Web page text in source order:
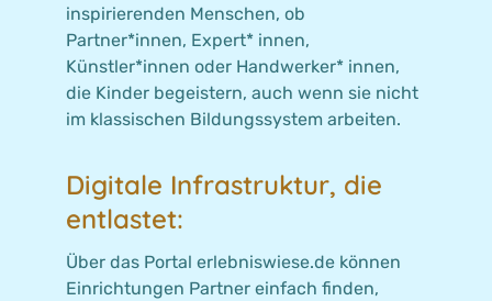
inspirierenden Menschen, ob
Partner*innen, Expert* innen,
Künstler*innen oder Handwerker* innen,
die Kinder begeistern, auch wenn sie nicht
im klassischen Bildungssystem arbeiten.
Digitale Infrastruktur, die
entlastet:
Über das Portal erlebniswiese.de können
Einrichtungen Partner einfach finden,